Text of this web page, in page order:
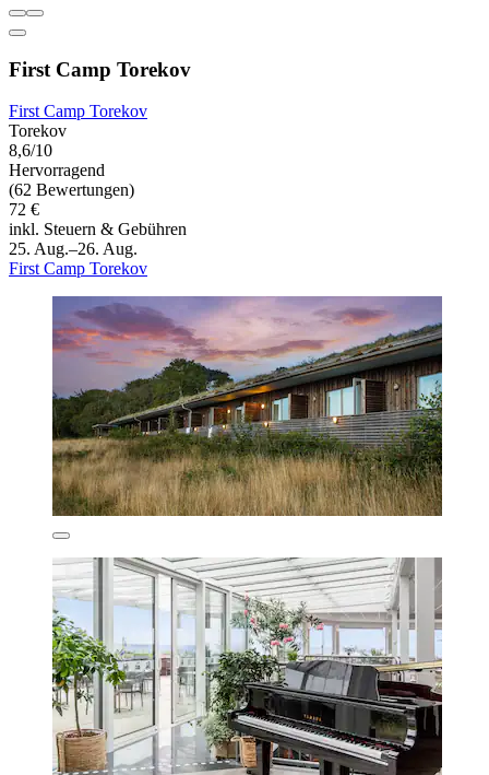
First Camp Torekov
First Camp Torekov
Torekov
8,6/10
Hervorragend
(62 Bewertungen)
72 €
inkl. Steuern & Gebühren
25. Aug.–26. Aug.
First Camp Torekov